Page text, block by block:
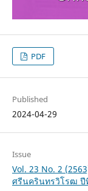
PDF
Published
2024-04-29
Issue
Vol. 23 No. 2
ศรีนครินทรวิโรฒ ปี